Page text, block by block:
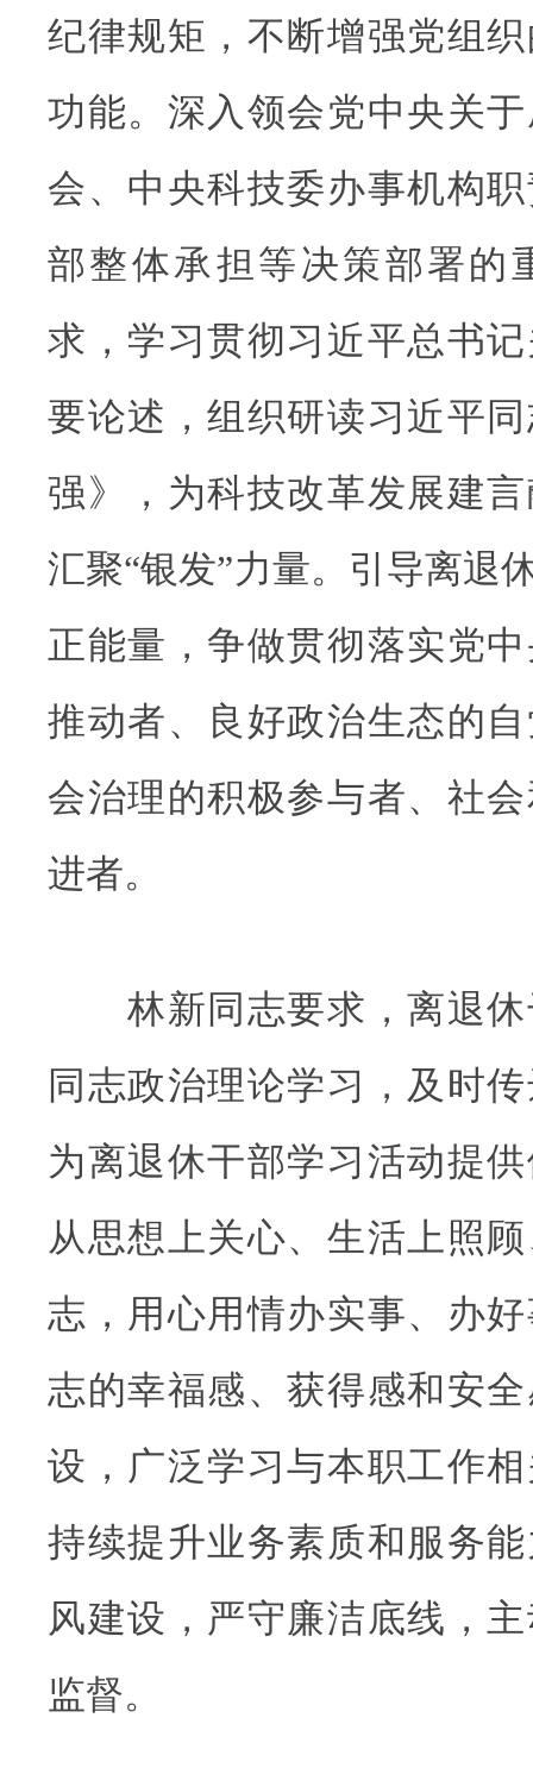
纪律规矩，不断增强党组
功能。深入领会党中央关
会、中央科技委办事机构
部整体承担等决策部署的
求，学习贯彻习近平总书
要论述，组织研读习近平
强》，为科技改革发展建
汇聚“银发”力量。引导离退
正能量，争做贯彻落实党
推动者、良好政治生态的
会治理的积极参与者、社
进者。
林新同志要求，离退休
同志政治理论学习，及时
为离退休干部学习活动提
从思想上关心、生活上照
志，用心用情办实事、办
志的幸福感、获得感和安
设，广泛学习与本职工作
持续提升业务素质和服务
风建设，严守廉洁底线，
监督。